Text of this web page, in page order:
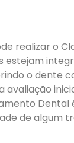
realizar o
estejam
o dente
avaliação
Dental
de algum